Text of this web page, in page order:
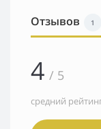
Отзывов 1
4 / 5
средний